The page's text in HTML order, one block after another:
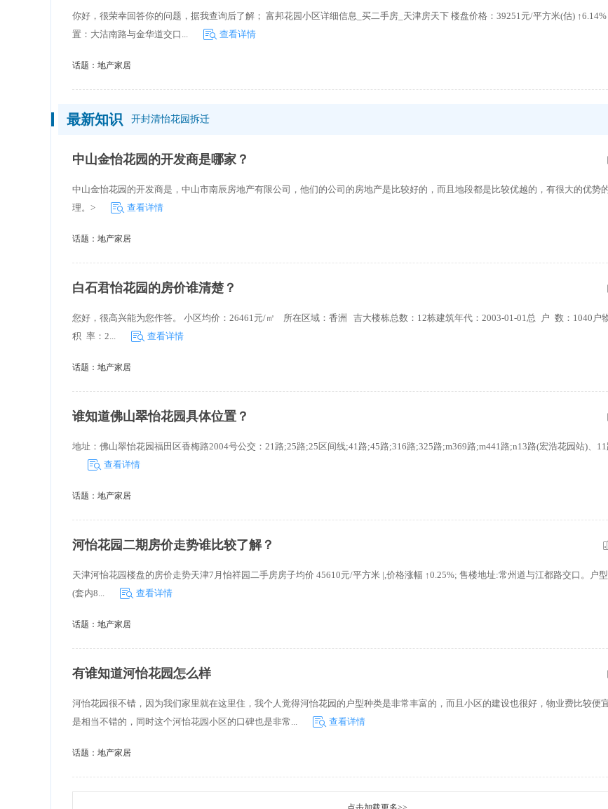
你好，很荣幸回答你的问题，据我查询后了解； 富邦花园小区详细信息_买二手房_天津房天下 楼盘价格：39251元/平方米(估)
置：大沽南路与金华道交口...
查看详情
话题： 地产家居
最新知识 开封清怡花园拆迁
中山金怡花园的开发商是哪家？
中山金怡花园的开发商是，中山市南辰房地产有限公司，他们的公司的房地产是比较好的，而且地段都是比较优越的，有很大的优势
理。>
查看详情
话题： 地产家居
白石君怡花园的房价谁清楚？
您好，很高兴能为您作答。 小区均价：26461元/㎡ 所在区域：香洲 吉大楼栋总数：12栋建筑年代：2003-01-01总 户 数：1040户
积 率：2...
查看详情
话题： 地产家居
谁知道佛山翠怡花园具体位置？
地址：佛山翠怡花园福田区香梅路2004号公交：21路;25路;25区间线;41路;45路;316路;325路;m369路;m441路;n13路(宏浩花园站)、
查看详情
话题： 地产家居
河怡花园二期房价走势谁比较了解？
天津河怡花园楼盘的房价走势天津7月怡祥园二手房房子均价 45610元/平方米 |,价格涨幅 ↑0.25%; 售楼地址:常州道与江都路交口。户
(套内8...
查看详情
话题： 地产家居
有谁知道河怡花园怎么样
河怡花园很不错，因为我们家里就在这里住，我个人觉得河怡花园的户型种类是非常丰富的，而且小区的建设也很好，物业费比较便
是相当不错的，同时这个河怡花园小区的口碑也是非常...
查看详情
话题： 地产家居